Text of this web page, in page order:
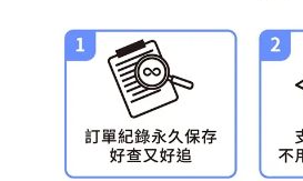
預購-宅配(離島)(舊)
每筆NT$160，滿NT$3,000(含以上)免運費
東海門市自取，需自備購物袋取貨唷。